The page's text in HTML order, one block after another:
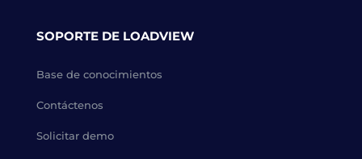
SOPORTE DE LOADVIEW
Base de conocimientos
Contáctenos
Solicitar demo